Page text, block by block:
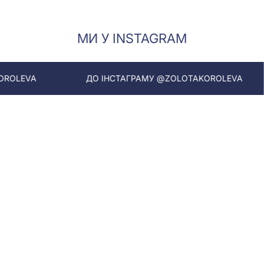
МИ У INSTAGRAM
ДО ІНСТАГРАМУ @ZOLOTAKOROLEVA ДО